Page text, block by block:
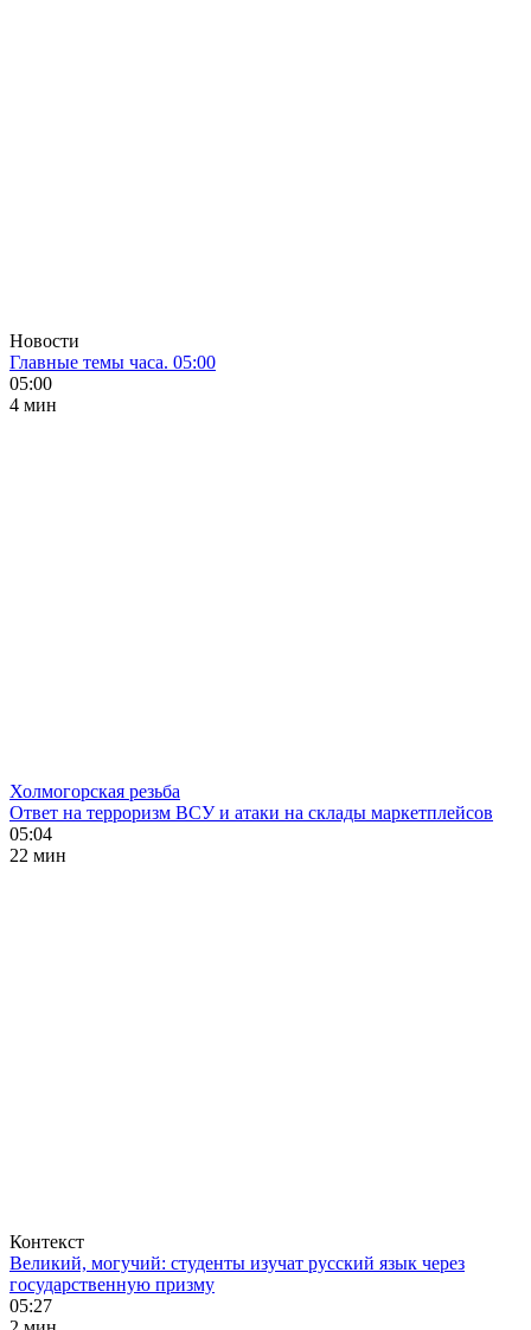
Новости
Главные темы часа. 05:00
05:00
4 мин
Холмогорская резьба
Ответ на терроризм ВСУ и атаки на склады маркетплейсов
05:04
22 мин
Контекст
Великий, могучий: студенты изучат русский язык через
государственную призму
05:27